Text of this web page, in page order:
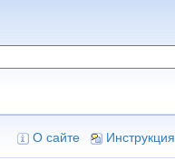
О сайте Инструкция